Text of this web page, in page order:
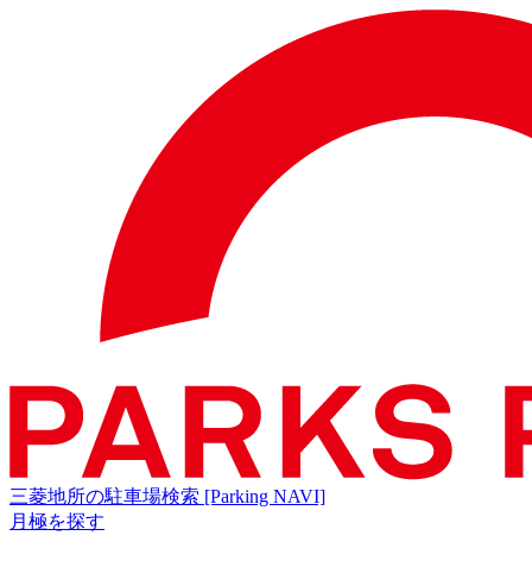
三菱地所の駐車場検索 [Parking NAVI]
月極を探す